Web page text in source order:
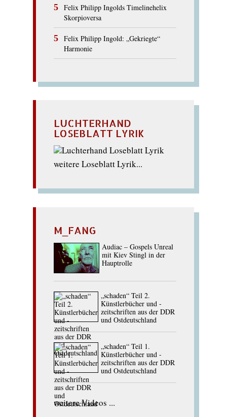
Felix Philipp Ingolds Timelinehelix
Skorpioversa
Felix Philipp Ingold: „Gekriegte“
Harmonie
LUCHTERHAND
LOSEBLATT LYRIK
weitere Loseblatt Lyrik...
M_FANG
Audiac – Gospels Unreal
mit Kiev Stingl in der
Hauptrolle
„schaden“ Teil 2.
Künstlerbücher und -
zeitschriften aus der DDR
und Ostdeutschland
„schaden“ Teil 1.
Künstlerbücher und -
zeitschriften aus der DDR
und Ostdeutschland
weitere Videos ...